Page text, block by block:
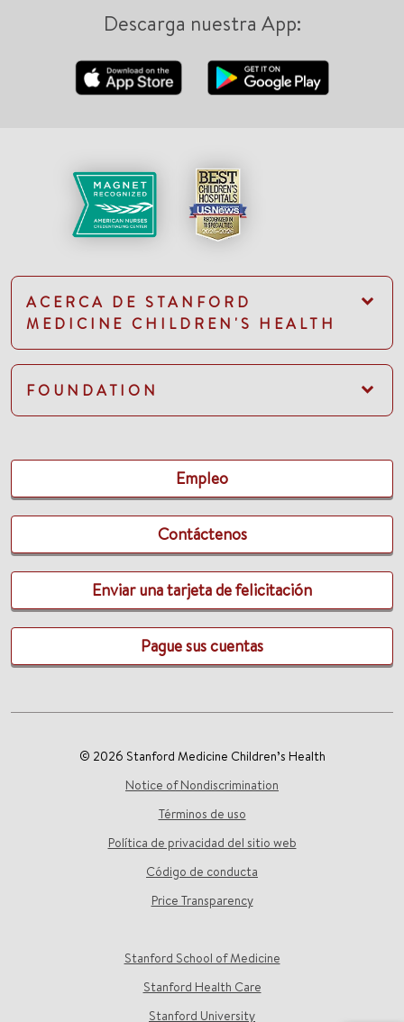
Descarga nuestra App:
ACERCA DE STANFORD
MEDICINE CHILDREN'S HEALTH
FOUNDATION
Empleo
Contáctenos
Enviar una tarjeta de felicitación
Pague sus cuentas
© 2026 Stanford Medicine Children’s Health
Notice of Nondiscrimination
Términos de uso
Política de privacidad del sitio web
Código de conducta
Price Transparency
Stanford School of Medicine
Stanford Health Care
Stanford University